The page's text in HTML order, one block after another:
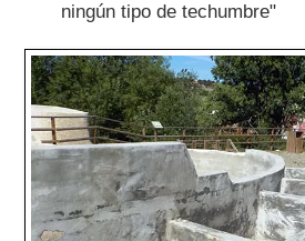
ningún tipo de techumbre"